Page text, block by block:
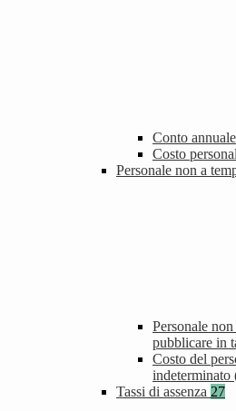
Conto
Costo
Personale non a
Personale
pubblicare in
Costo del
indeterminato
Tassi di assenza 27